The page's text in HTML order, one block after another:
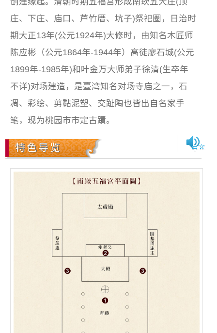
庄、下庄、庙口、芦竹厝、坑子)祭祀圈，日治时
期大正13年(公元1924年)大修时，由知名木匠师
陈应彬（公元1864年-1944年）高徒廖石城(公元
1899年-1985年)和叶金万大师弟子徐清(生卒年
不详)对场建造，是臺湾知名对场寺庙之一，石
凋、彩绘、剪黏泥塑、交趾陶也皆出自名家手
笔，现为桃园市市定古蹟。
特色导览